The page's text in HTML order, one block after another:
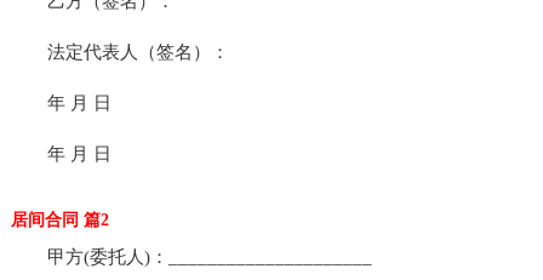
法定代表人（签名）：
年 月 日
年 月 日
居间合同 篇2
甲方(委托人)：_____________________